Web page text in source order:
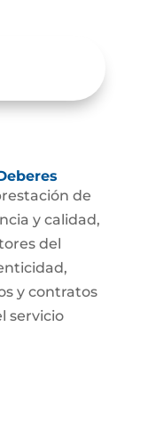
los
de
y calidad,
del
y contratos
servicio